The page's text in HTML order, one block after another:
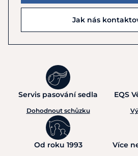
Jak nás
Servis pasování sedla
Dohodnout schůzku
EQS
Od roku 1993 Více